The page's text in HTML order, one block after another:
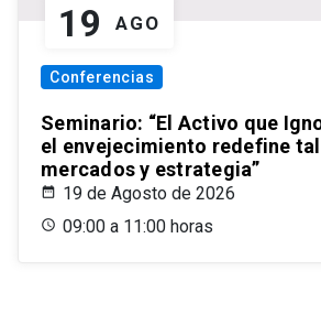
19 AGO
Conferencias
Seminario: “El Activo que
el envejecimiento redefine
mercados y estrategia”
19 de Agosto de 2026
09:00 a 11:00 horas